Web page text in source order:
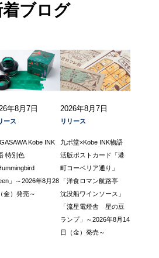
着ブログ
年8月7日
ース
Kobe INK
特別色
」～2026年8月28
金）発売～
2026年8月7日
リリース
九ポ堂×Kobe INK物語
活版ポストカード「港
町コーベリア通り」
「洋食ロマン航路亭
沈没船ワインソース」
「流星電燈舎 星の豆
ランプ」～2026年8月14
日（金）発売～